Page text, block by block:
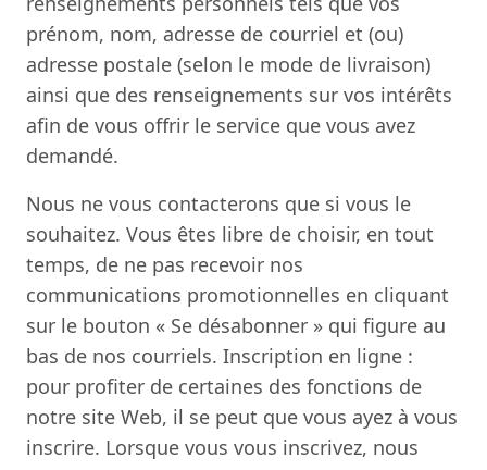
prénom, nom, adresse de courriel et (ou)
adresse postale (selon le mode de livraison)
ainsi que des renseignements sur vos intérêts
afin de vous offrir le service que vous avez
demandé.
Nous ne vous contacterons que si vous le
souhaitez. Vous êtes libre de choisir, en tout
temps, de ne pas recevoir nos
communications promotionnelles en cliquant
sur le bouton « Se désabonner » qui figure au
bas de nos courriels. Inscription en ligne :
pour profiter de certaines des fonctions de
notre site Web, il se peut que vous ayez à vous
inscrire. Lorsque vous vous inscrivez, nous